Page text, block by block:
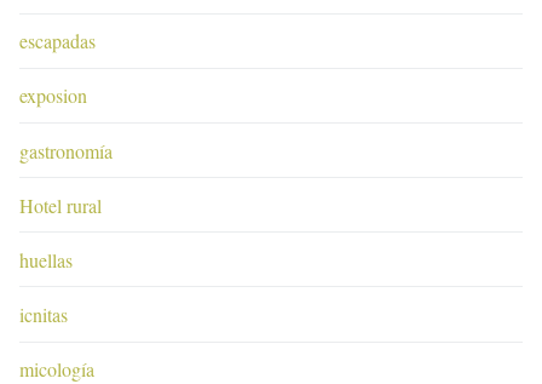
escapadas
exposion
gastronomía
Hotel rural
huellas
icnitas
micología